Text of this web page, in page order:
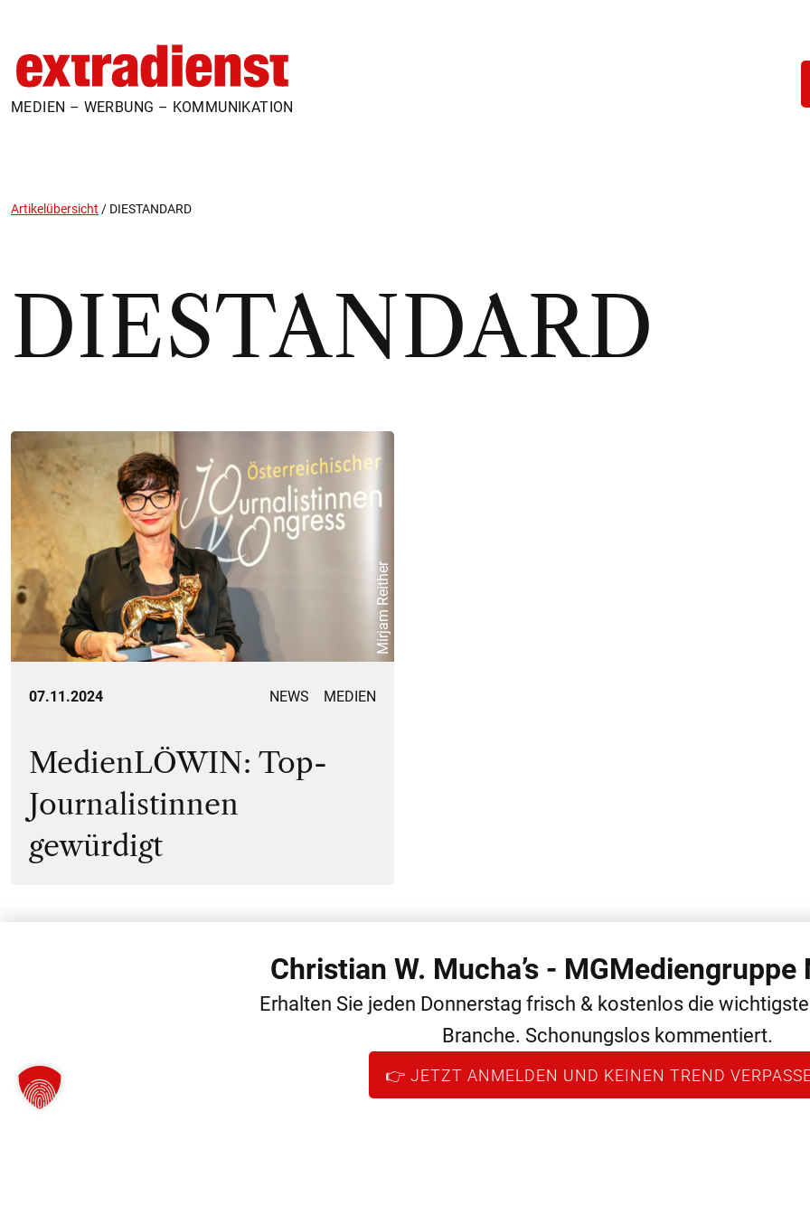
MEDIEN – WERBUNG – KOMMUNIKATION
Artikelübersicht / DIESTANDARD
DIESTANDARD
Mirjam Reither
07.11.2024 NEWS MEDIEN
MedienLÖWIN: Top-
Journalistinnen
gewürdigt
WEITERE THEMEN ALLGEMEIN MEDIEN NEWS
Christian W. Mucha’s -
Erhalten Sie jeden Donnerstag frisch & kostenlos die
Branche. Schonungslos kommentiert.
👉 JETZT ANMELDEN UND KEINEN TREND